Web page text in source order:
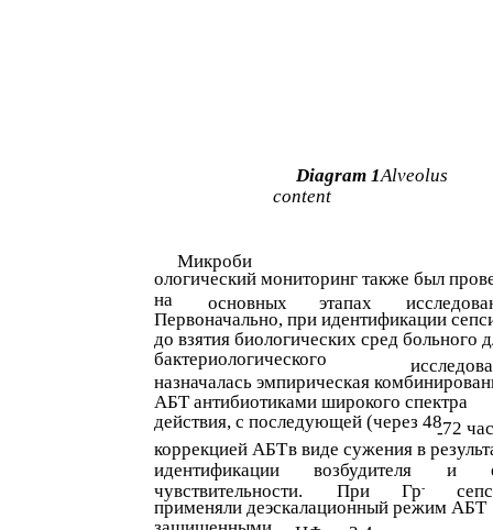
Микроби
ологический мониторинг также был
на
основных этапах
Первоначально, при идентификации
до взятия биологических сред больного
бактериологического
назначалась эмпирическая
АБТ антибиотиками широкого спектра
действия, с последующей (через 48
-72
коррекцией АБТв виде сужения в
идентификации
возбудителя и
чувствительности.
При Гр-
применяли деэскалационный режим АБТ
Diagram 1Alveolus
content